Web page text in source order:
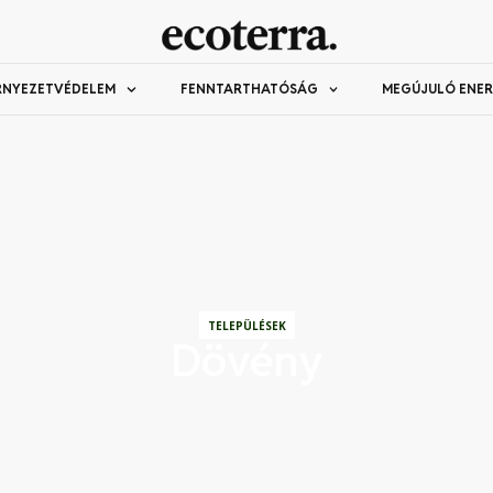
FENNTARTHATÓSÁG MEGÚJULÓ
TELEPÜLÉSEK